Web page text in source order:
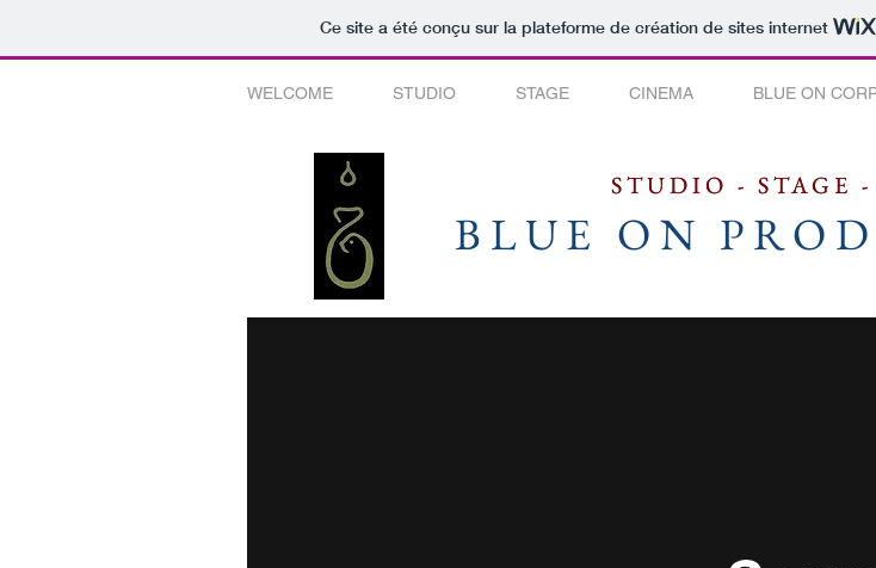
Ce site a été conçu sur la plateforme de création de sites internet
WELCOME STUDIO STAGE CINEMA BLUE ON
BLUE ON
BLUE ON
STUDIO - STAGE
STUDIO - STAGE